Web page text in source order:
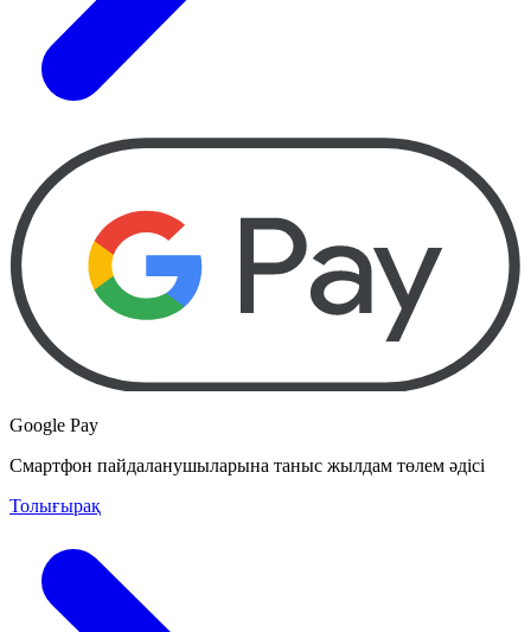
Google Pay
Смартфон пайдаланушыларына таныс жылдам төлем әдісі
Толығырақ